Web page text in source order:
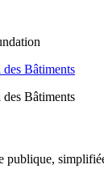
Bâtiments
Bâtiments
publique,